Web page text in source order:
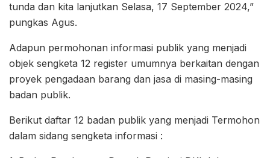
tunda dan kita lanjutkan Selasa, 17 September 2024,”
pungkas Agus.
Adapun permohonan informasi publik yang menjadi
objek sengketa 12 register umumnya berkaitan dengan
proyek pengadaan barang dan jasa di masing-masing
badan publik.
Berikut daftar 12 badan publik yang menjadi Termohon
dalam sidang sengketa informasi :